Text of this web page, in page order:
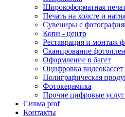
Широкоформатная
Печать на холсте и
Сувениры с
Копи - центр
Реставрация и монтаж
Сканирование
Оформление в багет
Оцифровка видеокассет
Полиграфическая
Фотокерамика
Прочие цифровые
Сивма prof
Контакты